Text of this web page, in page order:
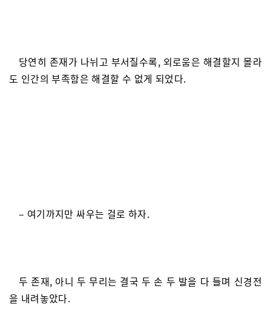
당연히 존재가 나뉘고 부서질수록, 외로움은 해결할지 몰라
도 인간의 부족함은 해결할 수 없게 되었다.
– 여기까지만 싸우는 걸로 하자.
두 존재, 아니 두 무리는 결국 두 손 두 발을 다 들며 신경전
을 내려놓았다.